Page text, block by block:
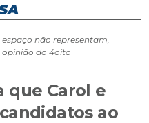
espaço não representam,
opinião do 4oito
que Carol e
ao